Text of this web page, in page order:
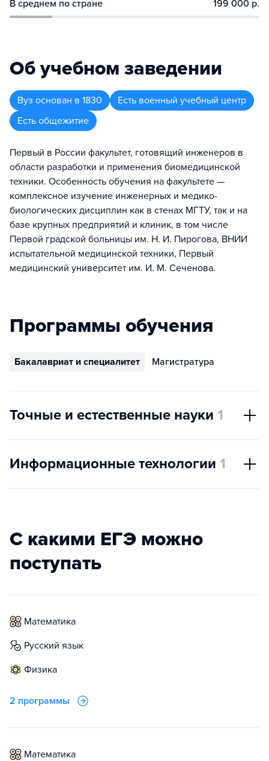
В среднем по стране 199 000 р.
Об учебном заведении
Вуз основан в 1830
Есть военный учебный центр
Есть общежитие
Первый в России факультет, готовящий инженеров в
области разработки и применения биомедицинской
техники. Особенность обучения на факультете —
комплексное изучение инженерных и медико-
биологических дисциплин как в стенах МГТУ, так и на
базе крупных предприятий и клиник, в том числе
Первой градской больницы им. Н. И. Пирогова, ВНИИ
испытательной медицинской техники, Первый
медицинский университет им. И. М. Сеченова.
Программы обучения
Бакалавриат и специалитет Магистратура
Точные и естественные науки 1
Информационные технологии 1
С какими ЕГЭ можно
поступать
математика
русский язык
физика
2 программы
математика